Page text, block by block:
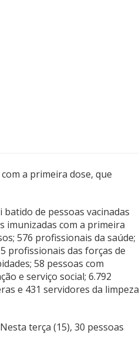
a primeira dose, que
de pessoas vacinadas
imunizadas com a primeira
576 profissionais da saúde;
profissionais das forças de
58 pessoas com
e serviço social; 6.792
e 431 servidores da limpeza
terça (15), 30 pessoas